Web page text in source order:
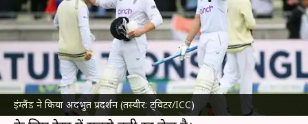
इंग्लैंड ने किया अदभुत प्रदर्शन (तस्वीर: ट्विटर/ICC)
लेखन Neeraj Pandey Jul 05, 2022 04:49 pm
क्या है खबर?
इंग्लैंड क्रिकेट टीम ने भारत के खिलाफ एजबेस्टन में खेले
गए पांचवें टेस्ट मैच में इतिहास रचा है। उन्होंने 378 रनों के
लक्ष्य को केवल तीन खोकर हासिल कर लिया। यह इंग्लैंड